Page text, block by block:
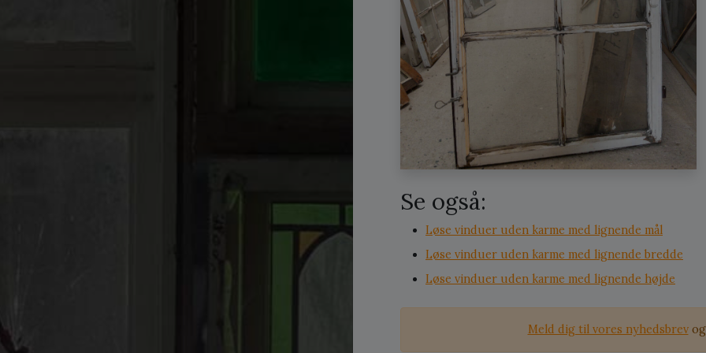
Se også:
Løse vinduer uden karme med lignende mål
Løse vinduer uden karme med lignende bredde
Løse vinduer uden karme med lignende højde
Meld dig til vores nyhedsbrevog